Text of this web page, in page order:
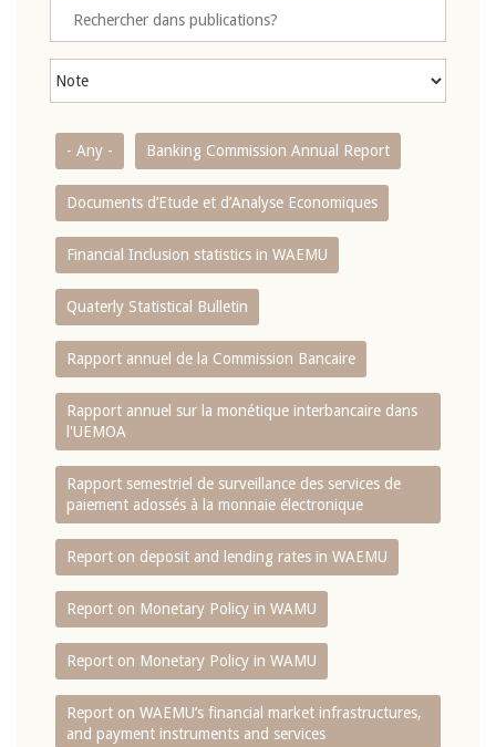
- Any - Banking Commission Annual Report
Documents d’Etude et d’Analyse Economiques
Financial Inclusion statistics in WAEMU
Quaterly Statistical Bulletin
Rapport annuel de la Commission Bancaire
Rapport annuel sur la monétique interbancaire dans
l'UEMOA
Rapport semestriel de surveillance des services de
paiement adossés à la monnaie électronique
Report on deposit and lending rates in WAEMU
Report on Monetary Policy in WAMU
Report on Monetary Policy in WAMU
Report on WAEMU’s financial market infrastructures,
and payment instruments and services